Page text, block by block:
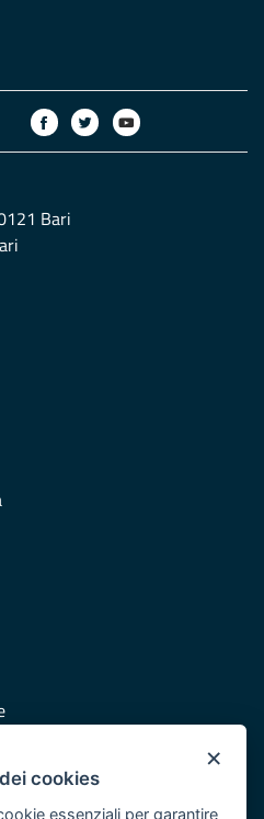
Bari
Puglia
×
cookies
essenziali per garantire